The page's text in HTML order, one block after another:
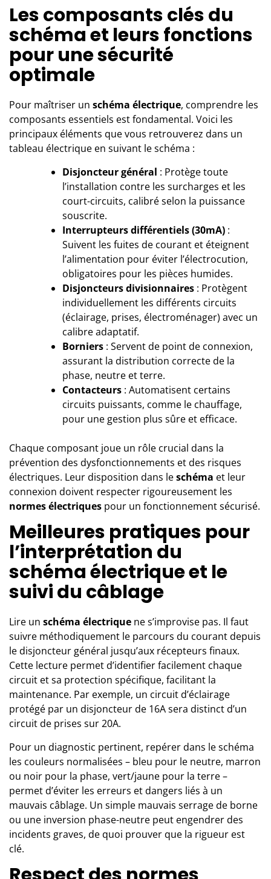
Les composants clés du
schéma et leurs fonctions
pour une sécurité
optimale
Pour maîtriser un schéma électrique, comprendre les
composants essentiels est fondamental. Voici les
principaux éléments que vous retrouverez dans un
tableau électrique en suivant le schéma :
Disjoncteur général : Protège toute
l’installation contre les surcharges et les
court-circuits, calibré selon la puissance
souscrite.
Interrupteurs différentiels (30mA) :
Suivent les fuites de courant et éteignent
l’alimentation pour éviter l’électrocution,
obligatoires pour les pièces humides.
Disjoncteurs divisionnaires : Protègent
individuellement les différents circuits
(éclairage, prises, électroménager) avec un
calibre adaptatif.
Borniers : Servent de point de connexion,
assurant la distribution correcte de la
phase, neutre et terre.
Contacteurs : Automatisent certains
circuits puissants, comme le chauffage,
pour une gestion plus sûre et efficace.
Chaque composant joue un rôle crucial dans la
prévention des dysfonctionnements et des risques
électriques. Leur disposition dans leschéma et leur
connexion doivent respecter rigoureusement les
normes électriques pour un fonctionnement sécurisé.
Meilleures pratiques pour
l’interprétation du
schéma électrique et le
suivi du câblage
Lire un schéma électrique ne s’improvise pas. Il faut
suivre méthodiquement le parcours du courant depuis
le disjoncteur général jusqu’aux récepteurs finaux.
Cette lecture permet d’identifier facilement chaque
circuit et sa protection spécifique, facilitant la
maintenance. Par exemple, un circuit d’éclairage
protégé par un disjoncteur de 16A sera distinct d’un
circuit de prises sur 20A.
Pour un diagnostic pertinent, repérer dans le schéma
les couleurs normalisées – bleu pour le neutre, marron
ou noir pour la phase, vert/jaune pour la terre –
permet d’éviter les erreurs et dangers liés à un
mauvais câblage. Un simple mauvais serrage de borne
ou une inversion phase-neutre peut engendrer des
incidents graves, de quoi prouver que la rigueur est
clé.